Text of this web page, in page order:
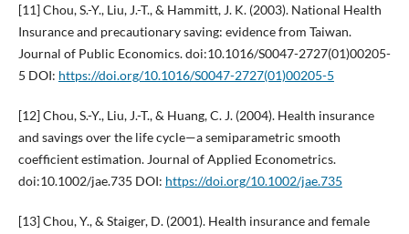
[11] Chou, S.-Y., Liu, J.-T., & Hammitt, J. K. (2003). National Health
Insurance and precautionary saving: evidence from Taiwan.
Journal of Public Economics. doi:10.1016/S0047-2727(01)00205-
5 DOI: https://doi.org/10.1016/S0047-2727(01)00205-5
[12] Chou, S.-Y., Liu, J.-T., & Huang, C. J. (2004). Health insurance
and savings over the life cycle—a semiparametric smooth
coefficient estimation. Journal of Applied Econometrics.
doi:10.1002/jae.735 DOI: https://doi.org/10.1002/jae.735
[13] Chou, Y., & Staiger, D. (2001). Health insurance and female